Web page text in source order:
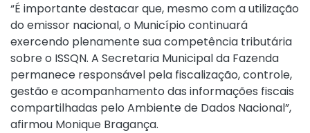
“É importante destacar que, mesmo com a utilização
do emissor nacional, o Município continuará
exercendo plenamente sua competência tributária
sobre o ISSQN. A Secretaria Municipal da Fazenda
permanece responsável pela fiscalização, controle,
gestão e acompanhamento das informações fiscais
compartilhadas pelo Ambiente de Dados Nacional”,
afirmou Monique Bragança.